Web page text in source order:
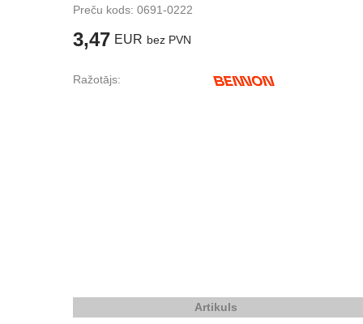
Preču kods: 0691-0222
3,47 EUR bez PVN
Ražotājs:
Artikuls